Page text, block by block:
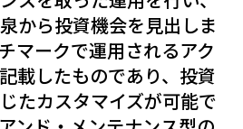
から投資機会を見出しま
マークで運用されるアク
載したものであり、投資
たカスタマイズが可能で